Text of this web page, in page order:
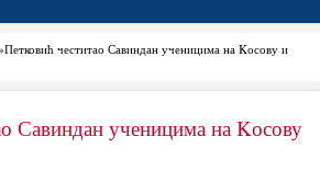
честитао Савиндан ученицима на Kосову и
Савиндан ученицима на Kосову